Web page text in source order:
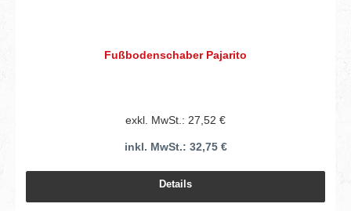
Fußbodenschaber Pajarito
exkl. MwSt.: 27,52 €
inkl. MwSt.: 32,75 €
Details